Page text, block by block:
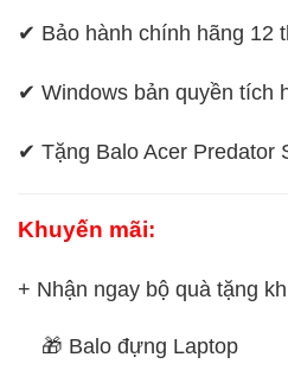
✔ Bảo hành chính hãng 12
✔ Windows bản quyền tích
✔ Tặng Balo Acer Predator
Khuyến mãi:
+ Nhận ngay bộ quà tặng
🎁 Balo đựng Laptop